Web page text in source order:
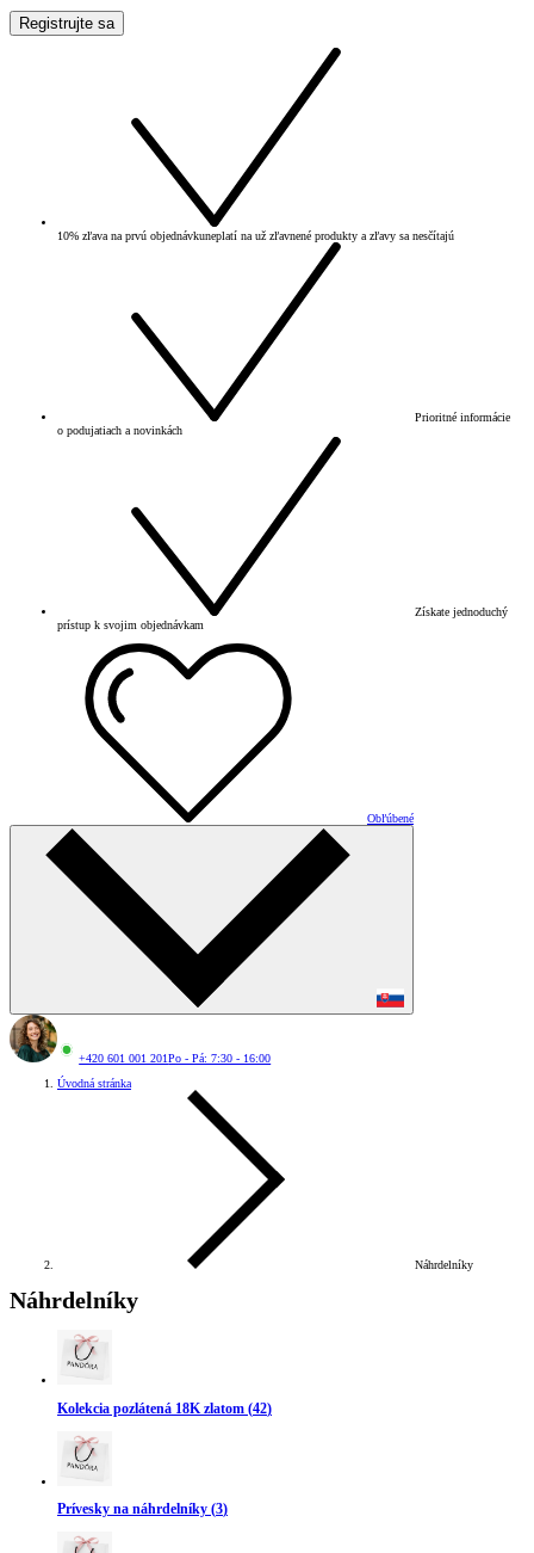
Registrujte sa
10% zľava na prvú objednávkuneplatí na už zľavnené produkty a zľavy sa nesčítajú
Prioritné informácie
o podujatiach a novinkách
Získate jednoduchý
prístup k svojim objednávkam
Obľúbené
+420 601 001 201Po - Pá: 7:30 - 16:00
Úvodná stránka
Náhrdelníky
Náhrdelníky
Kolekcia pozlátená 18K zlatom (42)
Prívesky na náhrdelníky (3)